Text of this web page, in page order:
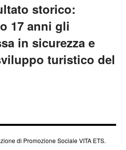
storico:
17 anni gli
in sicurezza e
turistico del
di Promozione Sociale VITA ETS.